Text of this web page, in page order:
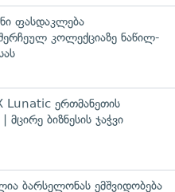
ფასდაკლება
კოლექციაზე ნაწილ-
ერთმანეთის
მცირე ბიზნესის ჯაჭვი
ბარსელონას ემშვიდობება